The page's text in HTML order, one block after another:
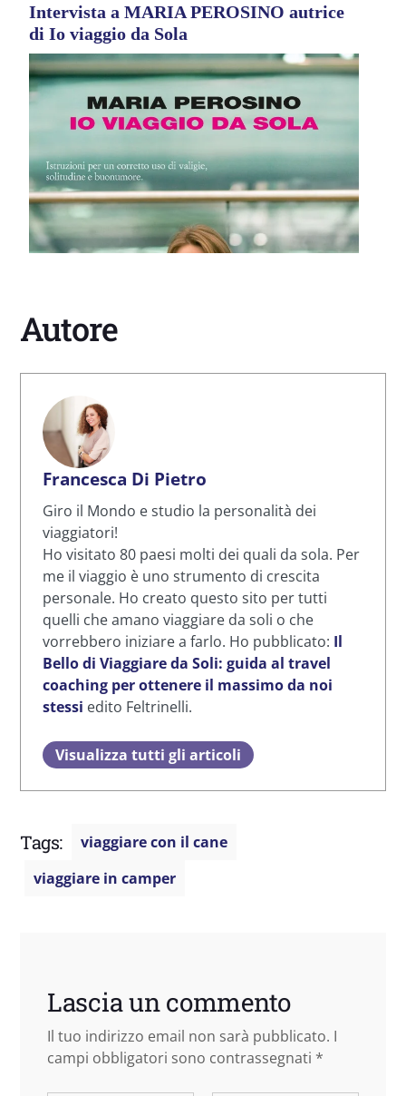
Intervista a MARIA PEROSINO autrice
di Io viaggio da Sola
Autore
Francesca Di Pietro
Giro il Mondo e studio la personalità dei
viaggiatori!
Ho visitato 80 paesi molti dei quali da sola. Per
me il viaggio è uno strumento di crescita
personale. Ho creato questo sito per tutti
quelli che amano viaggiare da soli o che
vorrebbero iniziare a farlo. Ho pubblicato: Il
Bello di Viaggiare da Soli: guida al travel
coaching per ottenere il massimo da noi
stessi edito Feltrinelli.
Visualizza tutti gli articoli
Tags:
viaggiare con il cane
viaggiare in camper
Lascia un commento
Il tuo indirizzo email non sarà pubblicato. I
campi obbligatori sono contrassegnati *